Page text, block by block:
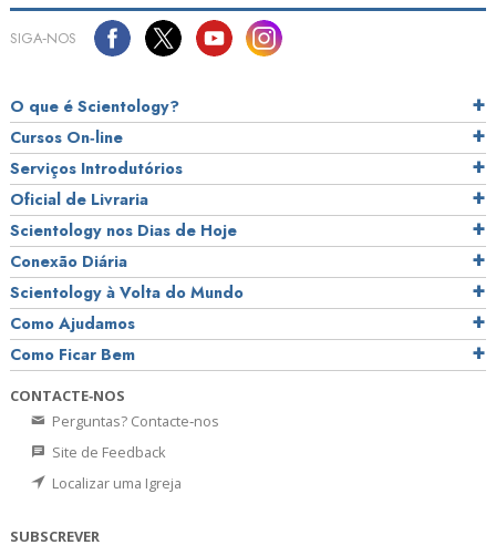
SIGA‑NOS
O que é Scientology?
Cursos On‑line
Serviços Introdutórios
Oficial de Livraria
Scientology nos Dias de Hoje
Conexão Diária
Scientology à Volta do Mundo
Como Ajudamos
Como Ficar Bem
CONTACTE‑NOS
Perguntas? Contacte‑nos
Site de Feedback
Localizar uma Igreja
SUBSCREVER